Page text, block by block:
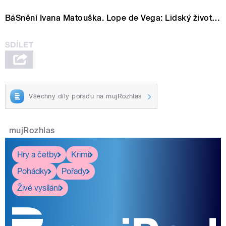
BáSnění Ivana Matouška. Lope de Vega: Lidský život…
Všechny díly pořadu na mujRozhlas
mujRozhlas
Hry a četby
Krimi
Pohádky
Pořady
Živé vysílání